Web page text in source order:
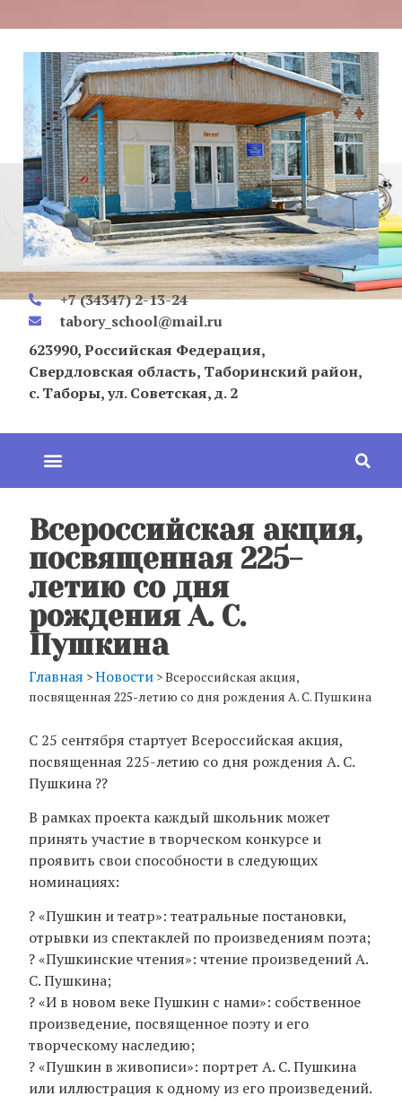
+7 (34347) 2-13-24
tabory_school@mail.ru
623990, Российская Федерация,
Свердловская область, Таборинский район,
с. Таборы, ул. Советская, д. 2
Всероссийская акция,
посвященная 225-
летию со дня
рождения А. С.
Пушкина
Главная >Новости >Всероссийская акция,
посвященная 225-летию со дня рождения А. С. Пушкина
С 25 сентября стартует Всероссийская акция,
посвященная 225-летию со дня рождения А. С.
Пушкина ??
В рамках проекта каждый школьник может
принять участие в творческом конкурсе и
проявить свои способности в следующих
номинациях:
? «Пушкин и театр»: театральные постановки,
отрывки из спектаклей по произведениям поэта;
? «Пушкинские чтения»: чтение произведений А.
С. Пушкина;
? «И в новом веке Пушкин с нами»: собственное
произведение, посвященное поэту и его
творческому наследию;
? «Пушкин в живописи»: портрет А. С. Пушкина
или иллюстрация к одному из его произведений.